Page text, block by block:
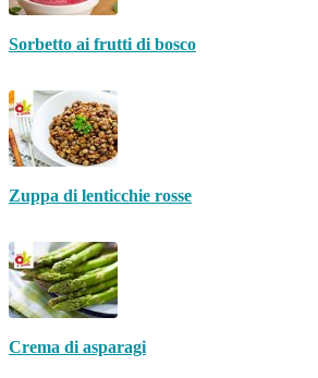
Sorbetto ai frutti di bosco
Zuppa di lenticchie rosse
Crema di asparagi